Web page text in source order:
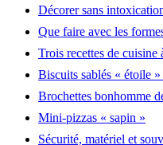
Décorer sans
Que faire avec les
Trois recettes de cuisine
Biscuits sablés « étoile
Brochettes bonhomme
Mini-pizzas « sapin »
Sécurité, matériel et